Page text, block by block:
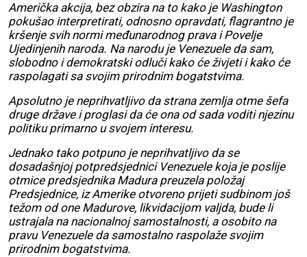
Američka akcija, bez obzira na to kako je Washington
pokušao interpretirati, odnosno opravdati, flagrantno je
kršenje svih normi međunarodnog prava i Povelje
Ujedinjenih naroda. Na narodu je Venezuele da sam,
slobodno i demokratski odluči kako će živjeti i kako će
raspolagati sa svojim prirodnim bogatstvima.
Apsolutno je neprihvatljivo da strana zemlja otme šefa
druge države i proglasi da će ona od sada voditi njezinu
politiku primarno u svojem interesu.
Jednako tako potpuno je neprihvatljivo da se
dosadašnjoj potpredsjednici Venezuele koja je poslije
otmice predsjednika Madura preuzela položaj
Predsjednice, iz Amerike otvoreno prijeti sudbinom još
težom od one Madurove, likvidacijom valjda, bude li
ustrajala na nacionalnoj samostalnosti, a osobito na
pravu Venezuele da samostalno raspolaže svojim
prirodnim bogatstvima.